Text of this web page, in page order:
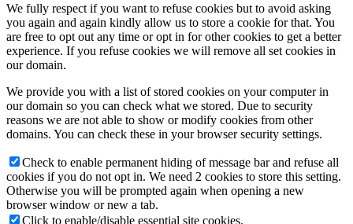
We fully respect if you want to refuse cookies but to avoid asking
you again and again kindly allow us to store a cookie for that. You
are free to opt out any time or opt in for other cookies to get a better
experience. If you refuse cookies we will remove all set cookies in
our domain.
We provide you with a list of stored cookies on your computer in
our domain so you can check what we stored. Due to security
reasons we are not able to show or modify cookies from other
domains. You can check these in your browser security settings.
Check to enable permanent hiding of message bar and refuse all
cookies if you do not opt in. We need 2 cookies to store this setting.
Otherwise you will be prompted again when opening a new
browser window or new a tab.
Click to enable/disable essential site cookies.